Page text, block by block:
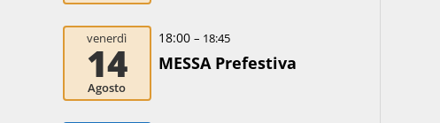
venerdì
14
Agosto
18:00 – 18:45
MESSA Prefestiva